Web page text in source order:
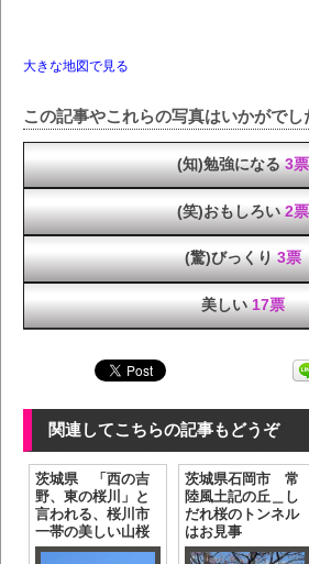
大きな地図で見る
この記事やこれらの写真はいかがでし
(知)勉強になる 3票
(笑)おもしろい 2票
(驚)びっくり 3票
美しい 17票
関連してこちらの記事もどうぞ
茨城県 「西の吉
野、東の桜川」と
言われる、桜川市
一帯の美しい山桜
茨城県石岡市 常
陸風土記の丘＿し
だれ桜のトンネル
はお見事